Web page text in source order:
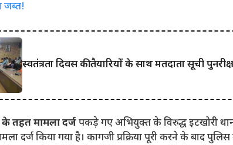
जब्त!
स्वतंत्रता दिवस की तैयारियों के साथ मतदाता सूची
तहत मामला दर्जपकड़े गए अभियुक्त के विरुद्ध इटखोरी
दर्ज किया गया है। कागजी प्रक्रिया पूरी करने के बाद